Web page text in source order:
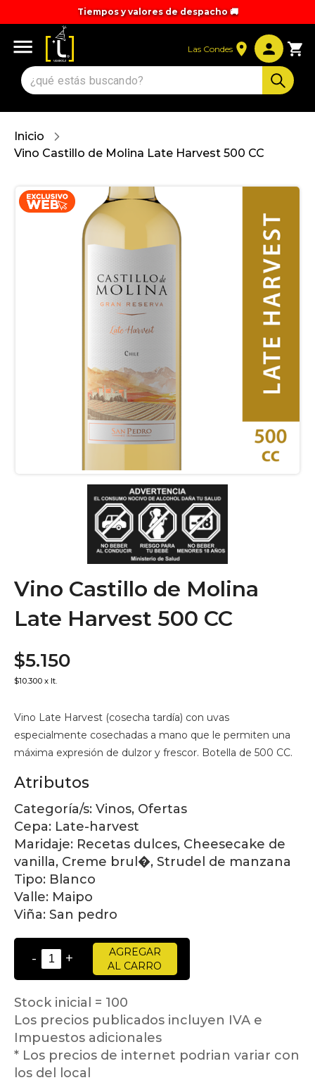
Tiempos y valores de despacho 🚚
Las Condes
Inicio
Vino Castillo de Molina Late Harvest 500 CC
Vino Castillo de Molina
Late Harvest 500 CC
$5.150
$10.300 x lt.
Vino Late Harvest (cosecha tardía) con uvas
especialmente cosechadas a mano que le permiten una
máxima expresión de dulzor y frescor. Botella de 500 CC.
Atributos
Categoría/s: Vinos, Ofertas
Cepa: Late-harvest
Maridaje: Recetas dulces, Cheesecake de
vanilla, Creme brul�, Strudel de manzana
Tipo: Blanco
Valle: Maipo
Viña: San pedro
- +
AGREGAR
AL CARRO
Stock inicial = 100
Los precios publicados incluyen IVA e
Impuestos adicionales
* Los precios de internet podrian variar con
los del local